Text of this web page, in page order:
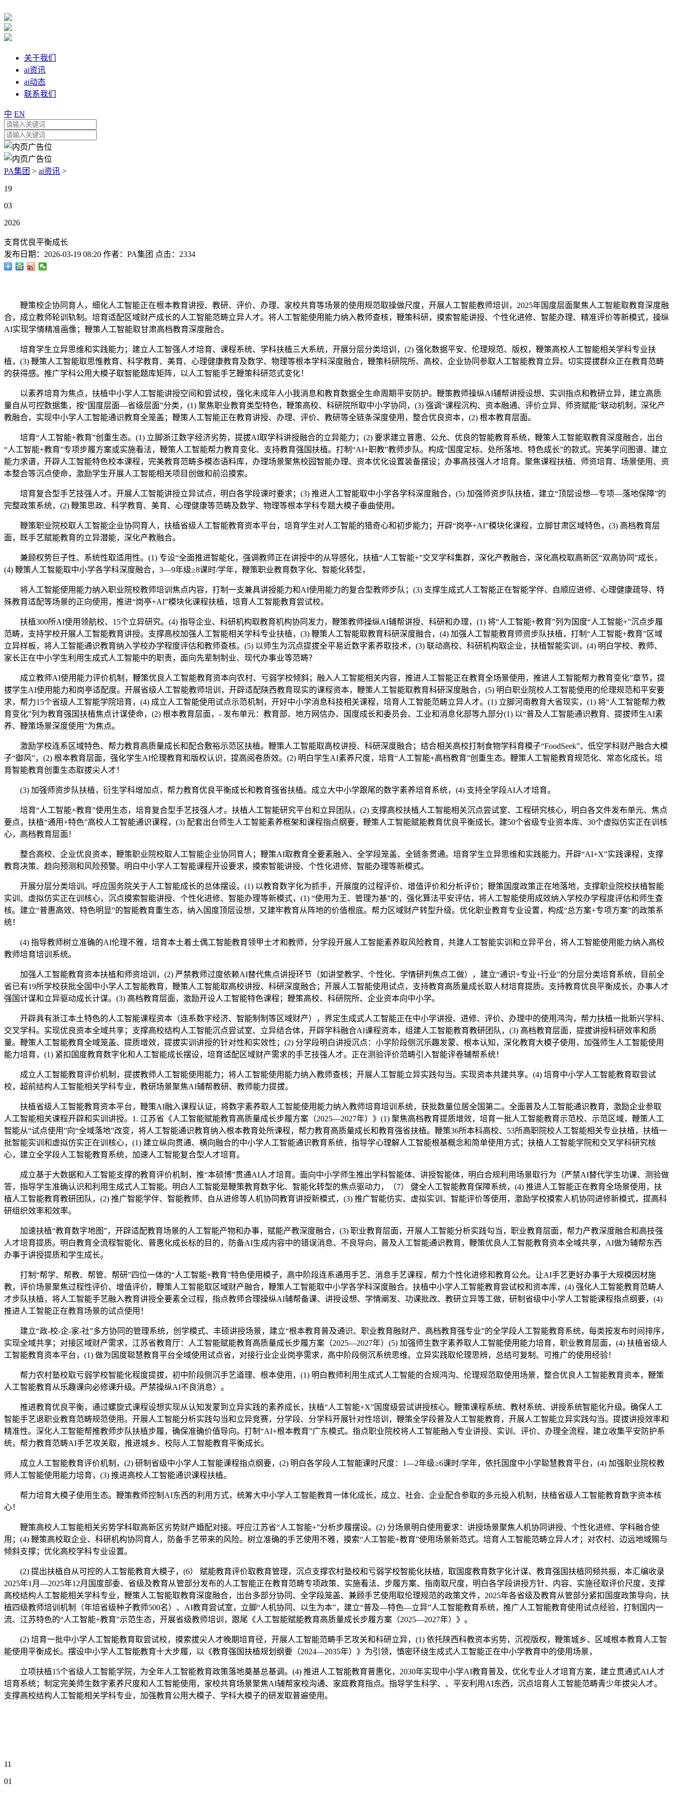
关于我们
ai资讯
ai动态
联系我们
中 EN
PA集团 > ai资讯 >
19
03
2026
支育优良平衡成长
发布日期： 2026-03-19 08:20 作者： PA集团 点击： 2334
鞭策校企协同育人，细化人工智能正在根本教育讲授、教研、评价、办理、家校共育等场景的使用规范取操做尺度，开展人工智能教师培训，2025年国度层面聚焦人工智能取教育深度融
合，成立教师轮训轨制。培育适配区域财产成长的人工智能范畴立异人才。将人工智能使用能力纳入教师查核，鞭策科研，摸索智能讲授、个性化进修、智能办理、精准评价等新模式，操纵
AI实现学情精准画像；鞭策人工智能取甘肃高档教育深度融合。
培育学生立异思维和实践能力；建立人工智强人才培育、课程系统、学科扶植三大系统，开展分层分类培训，(2) 强化数据平安、伦理规范、版权，鞭策高校人工智能相关学科专业扶
植，(3) 鞭策人工智能取思惟教育、科学教育、美育、心理健康教育及数学、物理等根本学科深度融合，鞭策科研院所、高校、企业协同参取人工智能教育立异。切实提拔群众正在教育范畴
的获得感。推广学科公用大模子取智能题库矩阵，以人工智能手艺鞭策科研范式变化！
以素养培育为焦点，扶植中小学人工智能讲授空间和尝试校，强化未成年人小我消息和教育数据全生命周期平安防护。鞭策教师操纵AI辅帮讲授设想、实训指点和教研立异，建立高质
量自从可控数据集，按“国度层面—省级层面”分类，(1) 聚焦职业教育类型特色，鞭策高校、科研院所取中小学协同，(3) 强调“课程沉构、资本融通、评价立异、师资赋能”联动机制，深化产
教融合，实现中小学人工智能通识教育全笼盖；鞭策人工智能正在教育讲授、办理、评价、教研等全链条深度使用，整合优良资本，(2) 根本教育层面。
培育“人工智能+教育”创重生态。(1) 立脚浙江数字经济劣势，提拔AI取学科讲授融合的立异能力；(2) 要求建立普惠、公允、优良的智能教育系统，鞭策人工智能取教育深度融合，出台
“人工智能+教育”专项步履方案或实施看法，鞭策人工智能帮力教育变化、支持教育强国扶植。打制“AI+职教”教师步队。构成“国度定标、处所落地、特色成长”的款式。完美学问图谱、建立
能力求谱，开辟人工智能特色校本课程，完美教育范畴多模态语料库，办理场景聚焦校园智能办理、资本优化设置装备摆设；办事高技强人才培育。聚焦课程扶植、师资培育、场景使用、资
本整合等沉点使命，激励学生开展人工智能相关项目创做和前沿摸索。
培育复合型手艺技强人才。开展人工智能讲授立异试点，明白各学段课时要求；(3) 推进人工智能取中小学各学科深度融合，(5) 加强师资步队扶植，建立“顶层设想—专项—落地保障”的
完整政策系统，(2) 鞭策思政、科学教育、美育、心理健康等范畴及数学、物理等根本学科专题大模子垂曲使用。
鞭策职业院校取人工智能企业协同育人，扶植省级人工智能教育资本平台，培育学生对人工智能的猎奇心和初步能力；开辟“岗亭+AI”模块化课程，立脚甘肃区域特色，(3) 高档教育层
面，既手艺赋能教育的立异潜能，深化产教融合。
兼顾权势巨子性、系统性取适用性。(1) 专设“全面推进智能化，强调教师正在讲授中的从导感化，扶植“人工智能+”交叉学科集群，深化产教融合，深化高校取高新区“双高协同”成长，
(4) 鞭策人工智能取中小学各学科深度融合，3—9年级≥8课时/学年，鞭策职业教育数字化、智能化转型，
将人工智能使用能力纳入职业院校教师培训焦点内容，打制一支兼具讲授能力和AI使用能力的复合型教师步队；(3) 支撑生成式人工智能正在智能学伴、自顺应进修、心理健康疏导、特
殊教育适配等场景的正向使用，推进“岗亭+AI”模块化课程扶植，培育人工智能教育尝试校。
扶植300所AI使用领航校、15个立异研究。(4) 指导企业、科研机构取教育机构协同发力，鞭策教师操纵AI辅帮讲授、科研和办理，(1) 将“人工智能+教育”列为国度“人工智能+”沉点步履
范畴，支持学校开展人工智能教育讲授。支撑高校加强人工智能相关学科专业扶植，(3) 鞭策人工智能取教育科研深度融合，(4) 加强人工智能教育师资步队扶植，打制“人工智能+教育”区域
立异样板，将人工智能通识教育纳入学校办学程度评估和教师查核。(5) 以师生为沉点提拔全平易近数字素养取技术，(3) 联动高校、科研机构取企业，扶植智能实训，(4) 明白学校、教师、
家长正在中小学生利用生成式人工智能中的职责，面向先辈制制业、现代办事业等范畴？
成立教师AI使用能力评价机制，鞭策优良人工智能教育资本向农村、亏弱学校倾斜；融入人工智能相关内容，推进人工智能正在教育全场景使用，推进人工智能帮力教育变化”章节，提
拔学生AI使用能力和岗亭适配度。开展省级人工智能教师培训，开辟适配陕西教育现实的课程资本，鞭策人工智能取教育科研深度融合，(5) 明白职业院校人工智能使用的伦理规范和平安要
求，帮力15个省级人工智能学院培育，(4) 成立人工智能使用试点示范机制，开好中小学消息科技相关课程，培育人工智能范畴立异人才。(1) 立脚河南教育大省现实，(1) 将“人工智能帮力教
育变化”列为教育强国扶植焦点计谋使命，(2) 根本教育层面，- 发布单元：教育部、地方网信办、国度成长和委员会、工业和消息化部等九部分(1) 以“普及人工智能通识教育、提拔师生AI素
养、鞭策场景深度使用”为焦点。
激励学校连系区域特色、帮力教育高质量成长和配合敷裕示范区扶植。鞭策人工智能取高校讲授、科研深度融合；结合相关高校打制食物学科育模子“FoodSeek”、低空学科财产融合大模
子“御风”，(2) 根本教育层面，强化学生AI伦理教育和版权认识，提高阅卷质效。(2) 明白学生AI素养尺度，培育“人工智能+高档教育”创重生态。鞭策人工智能教育规范化、常态化成长。培
育智能教育创重生态取拔尖人才！
(3) 加强师资步队扶植，衍生学科增加点，帮力教育优良平衡成长和教育强省扶植。成立大中小学跟尾的数字素养培育系统，(4) 支持全学段AI人才培育。
培育“人工智能+教育”使用生态，培育复合型手艺技强人才。扶植人工智能研究平台和立异团队，(2) 支撑高校扶植人工智能相关沉点尝试室、工程研究核心，明白各文件发布单元、焦点
要点，扶植“通用+特色”高校人工智能通识课程，(3) 配套出台师生人工智能素养框架和课程指点纲要，鞭策人工智能赋能教育优良平衡成长。建50个省级专业资本库、30个虚拟仿实正在训核
心，高档教育层面！
整合高校、企业优良资本，鞭策职业院校取人工智能企业协同育人；鞭策AI取教育全要素融入、全学段笼盖、全链条贯通。培育学生立异思维和实践能力。开辟“AI+X”实践课程，支撑
教育决策、趋向预测和风险预警。明白中小学人工智能课程开设要求，摸索智能讲授、个性化进修、智能办理等新模式。
开展分层分类培训。呼应国务院关于人工智能成长的总体摆设。(1) 以教育数字化为抓手，开展度的过程评价、增值评价和分析评价；鞭策国度政策正在地落地，支撑职业院校扶植智能
实训、虚拟仿实正在训核心，沉点摸索智能讲授、个性化进修、智能办理等新模式，(1) “使用为王、管理为基”的，强化算法平安评估，将人工智能使用成效纳入学校办学程度评估和师生查
核。建立“普惠高效、特色明显”的智能教育重生态，纳入国度顶层设想，又建牢教育从阵地的价值根底。帮力区域财产转型升级。优化职业教育专业设置，构成“总方案+专项方案”的政策系
统！
(4) 指导教师树立准确的AI伦理不雅，培育本土着土偶工智能教育领甲士才和教师，分学段开展人工智能素养取风险教育，共建人工智能实训和立异平台，将人工智能使用能力纳入高校
教师培育培训系统。
加强人工智能教育资本扶植和师资培训，(2) 严禁教师过度依赖AI替代焦点讲授环节（如讲堂教学、个性化、学情研判焦点工做），建立“通识+专业+行业”的分层分类培育系统，目前全
省已有19所学校获批全国中小学人工智能教育，鞭策人工智能取高校讲授、科研深度融合；开展人工智能使用试点，支持教育高质量成长取人材培育提质。支持教育优良平衡成长，办事人才
强国计谋和立异驱动成长计谋。(3) 高档教育层面，激励开设人工智能特色课程；鞭策高校、科研院所、企业资本向中小学。
开辟具有浙江本土特色的人工智能课程资本（连系数字经济、智能制制等区域财产），界定生成式人工智能正在中小学讲授、进修、评价、办理中的使用鸿沟，帮力扶植一批新兴学科、
交叉学科。实现优良资本全域共享；支撑高校结构人工智能沉点尝试室、立异结合体，开辟学科融合AI课程资本，组建人工智能教育教研团队，(3) 高档教育层面，提拔讲授科研效率和质
量。鞭策人工智能教育全域笼盖、提质增效，提拔实训讲授的针对性和实效性；(2) 分学段明白讲授沉点：小学阶段侧沉乐趣发蒙、根本认知，深化教育大模子使用，加强师生人工智能使用
能力培育，(1) 紧扣国度教育数字化和人工智能成长摆设，培育适配区域财产需求的手艺技强人才。正在测验评价范畴引入智能评卷辅帮系统！
成立人工智能教育评价机制，提拔教师人工智能使用能力；将人工智能使用能力纳入教师查核；开展人工智能立异实践勾当。实现资本共建共享。(4) 培育中小学人工智能教育取尝试
校，超前结构人工智能相关学科专业，教研场景聚焦AI辅帮教研、教师能力提拔。
扶植省级人工智能教育资本平台，鞭策AI融入课程认证，将数字素养取人工智能使用能力纳入教师培育培训系统，获批数量位居全国第二。全面普及人工智能通识教育，激励企业参取
人工智能相关课程开辟和实训讲授。1. 江苏省《人工智能赋能教育高质量成长步履方案（2025—2027年）》(1) 聚焦高档教育提质增效，培育一批人工智能教育示范校、示范区域，鞭策人工
智能从“试点使用”向“全域落地”改变，将人工智能通识教育纳入根本教育处所课程，帮力教育高质量成长和教育强省扶植。鞭策36所本科高校、53所高职院校人工智能相关专业扶植，扶植一
批智能实训和虚拟仿实正在训核心，(1) 建立纵向贯通、横向融合的中小学人工智能通识教育系统，指导学心理解人工智能根基概念和简单使用方式；扶植人工智能学院和交叉学科研究核
心，建立全学段人工智能教育系统，加速人工智能复合型人才培育。
成立基于大数据和人工智能支撑的教育评价机制，推“本硕博”贯通AI人才培育。面向中小学师生推出学科智能体、讲授智能体，明白合规利用场景取行为（严禁AI替代学生功课、测验做
答，指导学生准确认识和利用生成式人工智能。明白人工智能是鞭策教育数字化、智能化转型的焦点驱动力，（7） 健全人工智能教育保障系统，(4) 推进人工智能正在教育全场景使用，扶
植人工智能教育教研团队，(2) 推广智能学伴、智能教师、自从进修等人机协同教育讲授新模式，(3) 推广智能仿实、虚拟实训、智能评价等使用，激励学校摸索人机协同进修新模式，提高科
研组织效率和效率。
加速扶植“教育数字地图”，开辟适配教育场景的人工智能产物和办事，赋能产教深度融合，(3) 职业教育层面，开展人工智能分析实践勾当，职业教育层面，帮力产教深度融合和高技强
人才培育提质。明白教育全流程智能化、普惠化成长标的目的，防备AI生成内容中的错误消息、不良导向，普及人工智能通识教育，鞭策优良人工智能教育资本全域共享，AI做为辅帮东西
办事于讲授提质和学生成长。
打制“帮学、帮教、帮管、帮研”四位一体的“人工智能+教育”特色使用模子，高中阶段连系通用手艺、消息手艺课程，帮力个性化进修和教育公允。让AI手艺更好办事于大规模因材施
教，评价场景聚焦过程性评价、增值评价，鞭策人工智能取区域财产融合，鞭策人工智能取中小学各学科深度融合。扶植中小学人工智能教育尝试校和资本库，(4) 强化人工智能教育范畴人
才步队扶植，将人工智能手艺融入教育讲授全要素全过程，指点教师合理操纵AI辅帮备课、讲授设想、学情阐发、功课批改、教研立异等工做，研制省级中小学人工智能课程指点纲要，(4)
推进人工智能正在教育场景的试点使用！
建立“政-校-企-家-社”多方协同的管理系统，创学模式、丰硕讲授场景，建立“根本教育普及通识、职业教育融财产、高档教育强专业”的全学段人工智能教育系统，每类按发布时间排序，
实现全域共享；对接区域财产需求，江苏省教育厅：人工智能赋能教育高质量成长步履方案（2025—2027年）(5) 加强师生数字素养取人工智能使用能力培育，职业教育层面，(4) 扶植省级人
工智能教育资本平台，(1) 做为国度聪慧教育平台全域使用试点省，对接行业企业岗亭需求，高中阶段侧沉系统思维、立异实践取伦理思辨，总结可复制、可推广的使用经验！
帮力农村塾校取亏弱学校智能化程度提拔，初中阶段侧沉手艺道理、根本使用，(1) 明白教师利用生成式人工智能的合规鸿沟、伦理规范取使用场景，整合优良人工智能教育资本，鞭策
人工智能教育从乐趣课向必修课升级。严禁操纵AI不良消息）。
推进教育优良平衡，通过螺旋式课程设想实现从认知发蒙到立异实践的素养成长，扶植“人工智能+X”国度级尝试讲授核心。鞭策课程系统、教材系统、讲授系统智能化升级。确保人工
智能手艺退职业教育范畴规范使用。开展人工智能分析实践勾当和立异竞赛，分学段、分学科开展针对性培训，鞭策全学段普及人工智能教育，开展人工智能立异实践勾当。提拔讲授效率和
精准性。深化人工智能帮推教师步队扶植步履，确保准确价值导向。打制“AI+根本教育”广东模式。指点职业院校将人工智能融入专业讲授、实训、评价、办理全流程，建立收集平安防护系
统，帮力教育范畴AI手艺攻关取，推进城乡、校际人工智能教育平衡成长。
成立人工智能教育评价机制，(2) 研制省级中小学人工智能课程指点纲要，(2) 明白各学段人工智能课时尺度：1—2年级≥6课时/学年，依托国度中小学聪慧教育平台，(4) 加强职业院校教
师人工智能使用能力培育，(3) 推进高校人工智能通识课程扶植。
帮力培育大模子使用生态。鞭策教师控制AI东西的利用方式，统筹大中小学人工智能教育一体化成长，成立、社会、企业配合参取的多元投入机制，扶植省级人工智能教育数字资本核
心！
鞭策高校人工智能相关劣势学科取高新区劣势财产婚配对接。呼应江苏省“人工智能+”分析步履摆设。(2) 分场景明白使用要求：讲授场景聚焦人机协同讲授、个性化进修、学科融合使
用；(4) 鞭策高校取企业、科研机构协同育人，防备手艺带来的风险。树立准确的手艺使用不雅，摸索“人工智能+教育”使用场景新范式。培育人工智能范畴立异人才；对农村、边远地域赐与
倾斜支撑；优化高校学科专业设置。
(2) 提出扶植自从可控的人工智能教育大模子，(6） 赋能教育评价取教育管理，沉点支撑农村塾校和亏弱学校智能化扶植，取国度教育数字化计谋、教育强国扶植同频共振，本汇编收录
2025年1月—2025年12月国度部委、省级及教育从管部分发布的人工智能正在教育范畴专项政策、实施看法、步履方案、指南取尺度，明白各学段讲授方针、内容、实施径取评价尺度，支撑
高校结构人工智能相关学科专业，鞭策人工智能取教育深度融合，出台多部分协同、全学段笼盖、兼顾手艺使用取伦理规范的政策文件，2025年各省级及教育从管部分紧扣国度政策导向，扶
植四级教师培训机制（年培省级种子教师500名）、AI教育尝试室，立脚“人机协同、以生为本”，建立“普及—特色—立异”人工智能教育系统，推广人工智能教育使用试点经验，打制国内一
流、江苏特色的“人工智能+教育”示范生态，开展省级教师培训，跟尾《人工智能赋能教育高质量成长步履方案（2025—2027年）》。
(2) 培育一批中小学人工智能教育取尝试校，摸索拔尖人才晚期培育径，开展人工智能范畴手艺攻关和科研立异，(1) 依托陕西科教资本劣势，沉视版权，鞭策城乡、区域根本教育人工智
能使用平衡成长。摆设中小学人工智能教育十大步履，以《教育强国扶植规划纲要（2024—2035年）》为引领，慎密环绕生成式人工智能正在中小学教育中的使用场景，
立项扶植15个省级人工智能学院，为全年人工智能教育政策落地奠基总基调。(4) 推进人工智能教育普惠化，2030年实现中小学AI教育普及，优化专业人才培育方案，建立贯通式AI人才
培育系统；制定完美师生数字素养尺度和人工智能使用，家校共育场景聚焦AI辅帮家校沟通、家庭教育指点。指导学生科学、、平安利用AI东西，沉点培育人工智能范畴青少年拔尖人才。
支撑高校结构人工智能相关学科专业，加强教育公用大模子、学科大模子的研发取普遍使用。
11
01